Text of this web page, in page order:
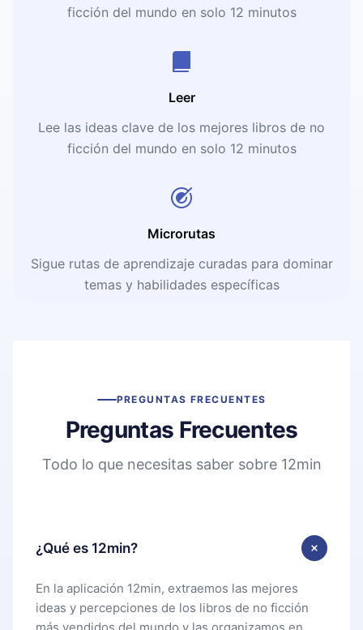
ficción del mundo en solo 12 minutos
Leer
Lee las ideas clave de los mejores libros de no
ficción del mundo en solo 12 minutos
Microrutas
Sigue rutas de aprendizaje curadas para dominar
temas y habilidades específicas
PREGUNTAS FRECUENTES
Preguntas Frecuentes
Todo lo que necesitas saber sobre 12min
¿Qué es 12min?
En la aplicación 12min, extraemos las mejores
ideas y percepciones de los libros de no ficción